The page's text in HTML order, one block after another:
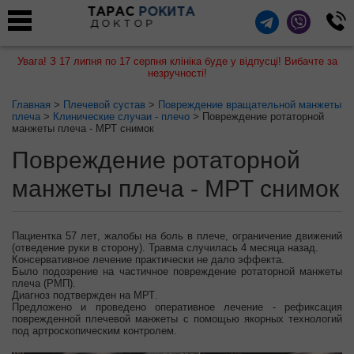
ТАРАС РОКИТА
ДОКТОР
Увага! З 17 липня по 17 серпня клініка буде у відпусці! Вибачте за
незручності!
Главная > Плечевой сустав > Повреждение вращательной манжеты
плеча > Клинические случаи - плечо > Повреждение ротаторной
манжеты плеча - МРТ снимок
Повреждение ротаторной
манжеты плеча - МРТ снимок
Пациентка 57 лет, жалобы на боль в плече, ограничение движений
(отведение руки в сторону). Травма случилась 4 месяца назад.
Консервативное лечение практически не дало эффекта.
Было подозрение на частичное повреждение ротаторной манжеты
плеча (РМП).
Диагноз подтвержден на МРТ.
Предложено
и проведено оперативное лечение -
рефиксация
поврежденной плечевой манжеты с помощью якорных технологий
под артроскопическим контролем.